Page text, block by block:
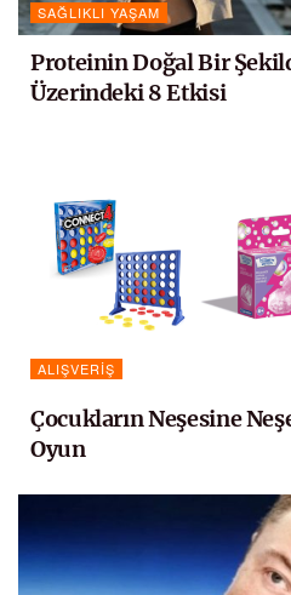
SAĞLIKLI YAŞAM
Proteinin Doğal Bir
Üzerindeki 8 Etkisi
ALIŞVERIŞ
Çocukların Neşesine
Oyun